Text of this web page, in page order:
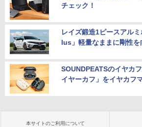
チェック！
レイズ鍛造1ピースアル
lus」軽量なままに剛性を
SOUNDPEATSのイヤカ
イヤーカフ」をイヤカフ
本サイトのご利用について